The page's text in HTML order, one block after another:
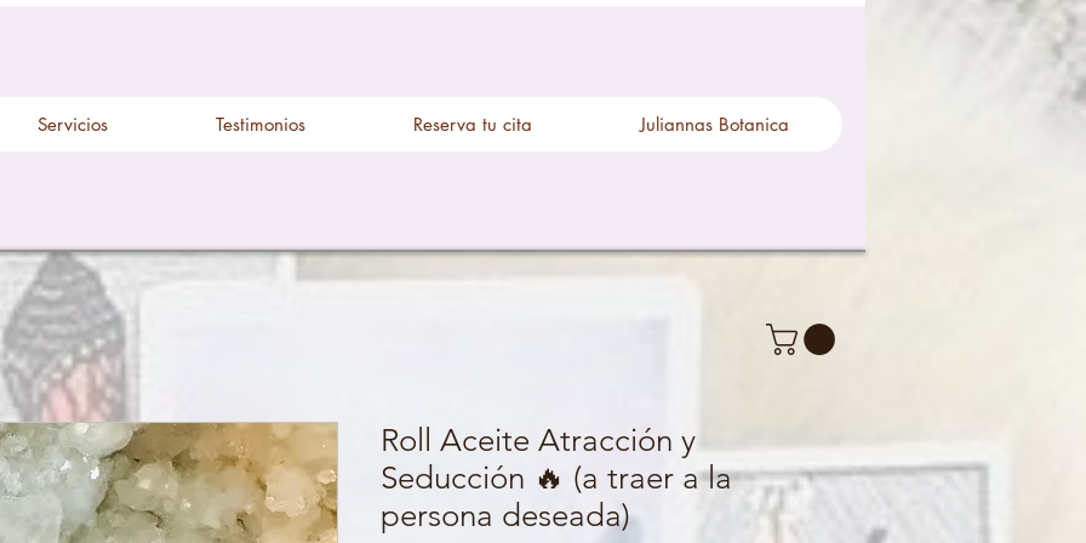
Servicios Testimonios Reserva tu cita Juliannas Botanica
Roll Aceite Atracción y
Seducción 🔥 (a traer a la
persona deseada)